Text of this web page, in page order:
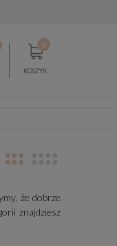
0
KOSZYK
że dobrze
znajdziesz